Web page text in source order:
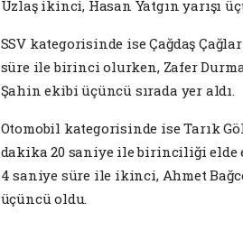
Uzlaş ikinci, Hasan Yatgın yarışı
SSV kategorisinde ise Çağdaş
süre ile birinci olurken, Zafer
Şahin ekibi üçüncü sırada yer aldı.
Otomobil kategorisinde ise Tarık
dakika 20 saniye ile birinciliği elde
4 saniye süre ile ikinci, Ahmet
üçüncü oldu.